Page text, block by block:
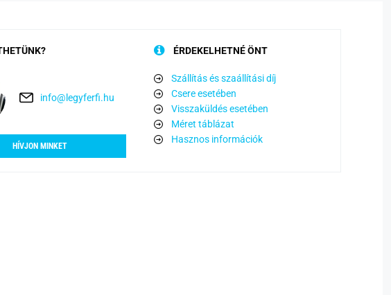
info@legyferfi.hu
HÍVJON MINKET
ÉRDEKELHETNÉ ÖNT
Szállítás és szaállítási díj
Csere esetében
Visszaküldés esetében
Méret táblázat
Hasznos információk